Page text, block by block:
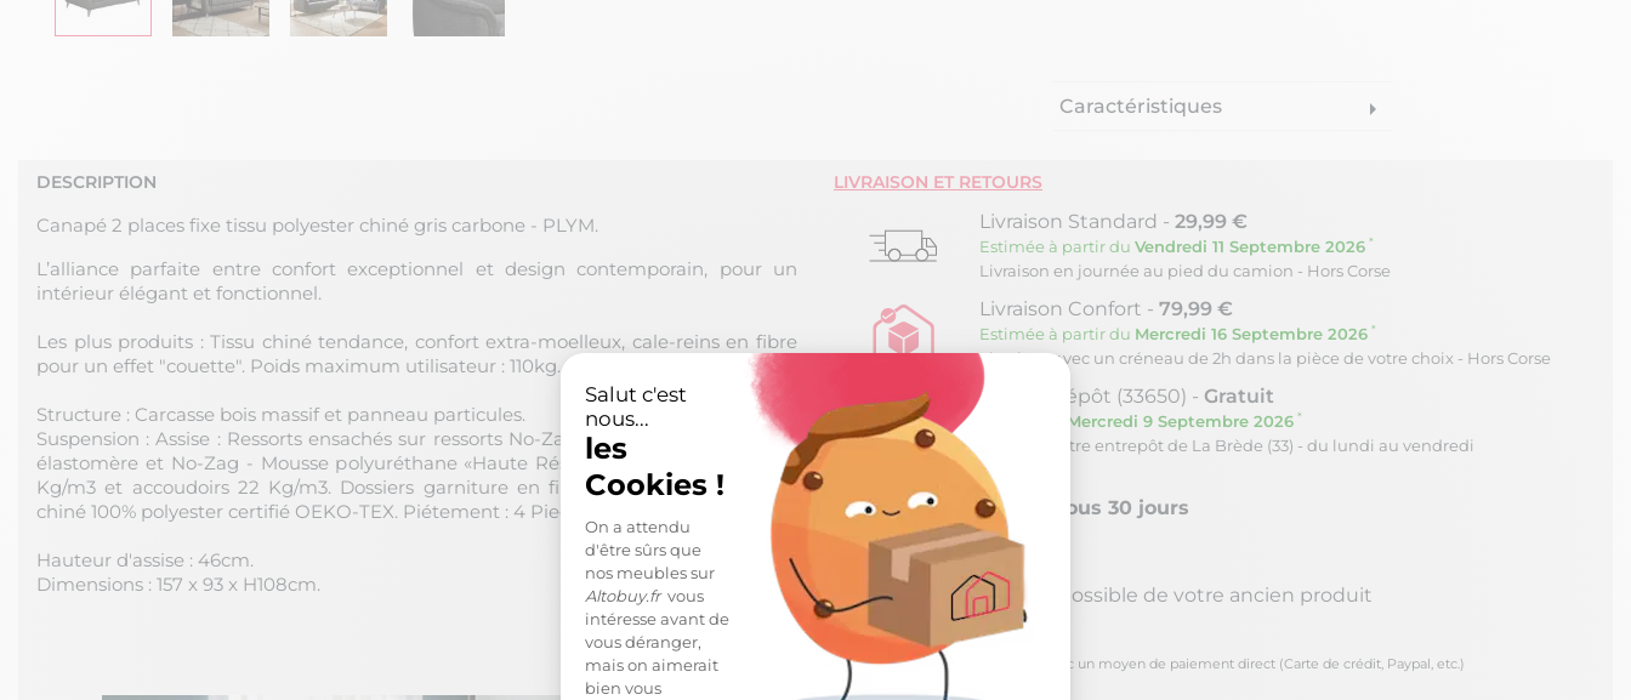
Salut c'est
nous...
les
Cookies !
On a attendu
d'être sûrs que
nos meubles sur
Altobuy.frvous
intéresse avant de
vous déranger,
mais on aimerait
bien vous
Caractéristiques arrow_right
DESCRIPTION
Canapé 2 places fixe tissu polyester chiné gris carbone - PLYM.
L’alliance parfaite entre confort exceptionnel et design contemporain, pour un
intérieur élégant et fonctionnel.
Les plus produits : Tissu chiné tendance, confort extra-moelleux, cale-reins en fibre
pour un effet "couette". Poids maximum utilisateur : 110kg.
Structure : Carcasse bois massif et panneau particules.
Suspension : Assise : Ressorts ensachés sur ressorts No-Zag à plat. Dossier : Sangles
élastomère et No-Zag - Mousse polyuréthane «Haute Résilience» densité assise 30
Kg/m3 et accoudoirs 22 Kg/m3. Dossiers garniture en fibres effet "couette". Tissu
chiné 100% polyester certifié OEKO-TEX. Piétement : 4 Pieds métal noir.
Hauteur d'assise : 46cm.
Dimensions : 157 x 93 x H108cm.
LIVRAISON ET RETOURS
Livraison Standard - 29,99 €
Estimée à partir du Vendredi 11 Septembre 2026 *
Livraison en journée au pied du camion - Hors Corse
Livraison Confort - 79,99 €
Estimée à partir du Mercredi 16 Septembre 2026 *
Livraison avec un créneau de 2h dans la pièce de votre choix - Hors Corse
Retrait Dépôt (33650) - Gratuit
Mercredi 9 Septembre 2026 *
Retrait à notre entrepôt de La Brède (33) - du lundi au vendredi
Retour sous 30 jours
Reprise possible de votre ancien produit
* pour toute commande passée avec un moyen de paiement direct (Carte de crédit, Paypal, etc.)